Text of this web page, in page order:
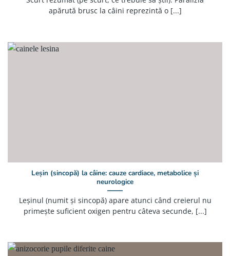
apărută brusc la câini reprezintă o [...]
Leșin (sincopă) la câine: cauze cardiace, metabolice și
neurologice
Leșinul (numit și sincopă) apare atunci când creierul nu
primește suficient oxigen pentru câteva secunde, [...]